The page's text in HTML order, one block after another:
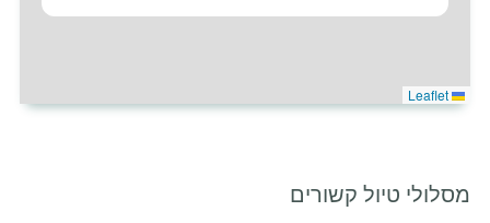
Leaflet
מסלולי טיול קשורים